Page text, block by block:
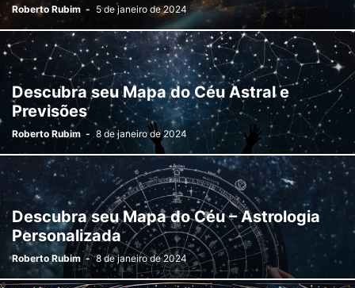
Roberto Rubim - 5 de janeiro de 2024
Descubra seu Mapa do Céu Astral e
Previsões
Roberto Rubim - 8 de janeiro de 2024
Descubra seu Mapa do Céu – Astrologia
Personalizada
Roberto Rubim - 8 de janeiro de 2024